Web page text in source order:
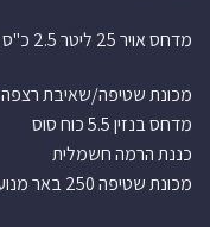
מדחס אויר 25 ליטר 2.5 כ"ס ראש אחד – 220V
מכונת שטיפה/שאיבת רצפה BRIO
מדחס בנזין 5.5 כוח סוס
כננת הרמה חשמלית
מכונת שטיפה 250 באר מנוע בנזין